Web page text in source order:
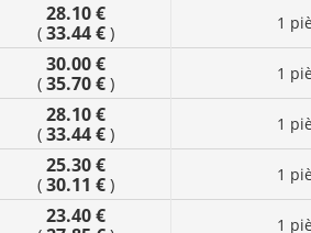
28.10 €
( 33.44 €) 1
30.00 €
( 35.70 €) 1
28.10 €
( 33.44 €) 1
25.30 €
( 30.11 €) 1
23.40 € 1